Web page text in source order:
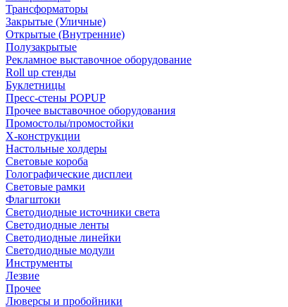
Трансформаторы
Закрытые (Уличные)
Открытые (Внутренние)
Полузакрытые
Рекламное выставочное оборудование
Roll up стенды
Буклетницы
Пресс-стены POPUP
Прочее выставочное оборудования
Промостолы/промостойки
Х-конструкции
Настольные холдеры
Световые короба
Голографические дисплеи
Световые рамки
Флагштоки
Светодиодные источники света
Светодиодные ленты
Светодиодные линейки
Светодиодные модули
Инструменты
Лезвие
Прочее
Люверсы и пробойники